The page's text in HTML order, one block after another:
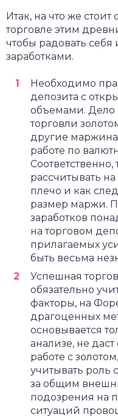
Итак, на что же
торговле этим
чтобы радовать
заработками.
Необходимо
депозита с
объемами. Дело
торговли
другие
работе по
рассчитывать
плечо и как
размер маржи.
заработков
на торговом
прилагаемых
быть весьма
Успешная
обязательно
факторы, на
драгоценных
основывается
анализе, не
работе с
учитывать роль
за общим
подозрения на
ситуаций